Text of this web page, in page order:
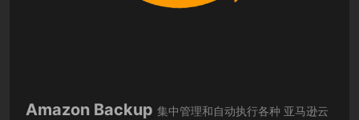
Amazon Backup 集中管理和自动执行各种 亚马逊云